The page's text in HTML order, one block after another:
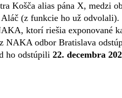
Košča alias pána X, medzi
(z funkcie ho už
ktorí riešia exponované
NAKA odbor Bratislava
ho odstúpili 22. decembra